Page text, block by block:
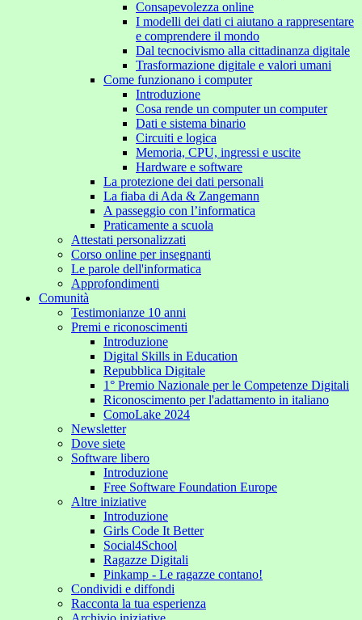
Consapevolezza online
I modelli dei dati ci aiutano a rappresentare
e comprendere il mondo
Dal tecnocivismo alla cittadinanza digitale
Trasformazione digitale e valori umani
Come funzionano i computer
Introduzione
Cosa rende un computer un computer
Dati e sistema binario
Circuiti e logica
Memoria, CPU, ingressi e uscite
Hardware e software
La protezione dei dati personali
La fiaba di Ada & Zangemann
A passeggio con l’informatica
Praticamente a scuola
Attestati personalizzati
Corso online per insegnanti
Le parole dell'informatica
Approfondimenti
Comunità
Testimonianze 10 anni
Premi e riconoscimenti
Introduzione
Digital Skills in Education
Repubblica Digitale
1° Premio Nazionale per le Competenze Digitali
Riconoscimento per l'adattamento in italiano
ComoLake 2024
Newsletter
Dove siete
Software libero
Introduzione
Free Software Foundation Europe
Altre iniziative
Introduzione
Girls Code It Better
Social4School
Ragazze Digitali
Pinkamp - Le ragazze contano!
Condividi e diffondi
Racconta la tua esperienza